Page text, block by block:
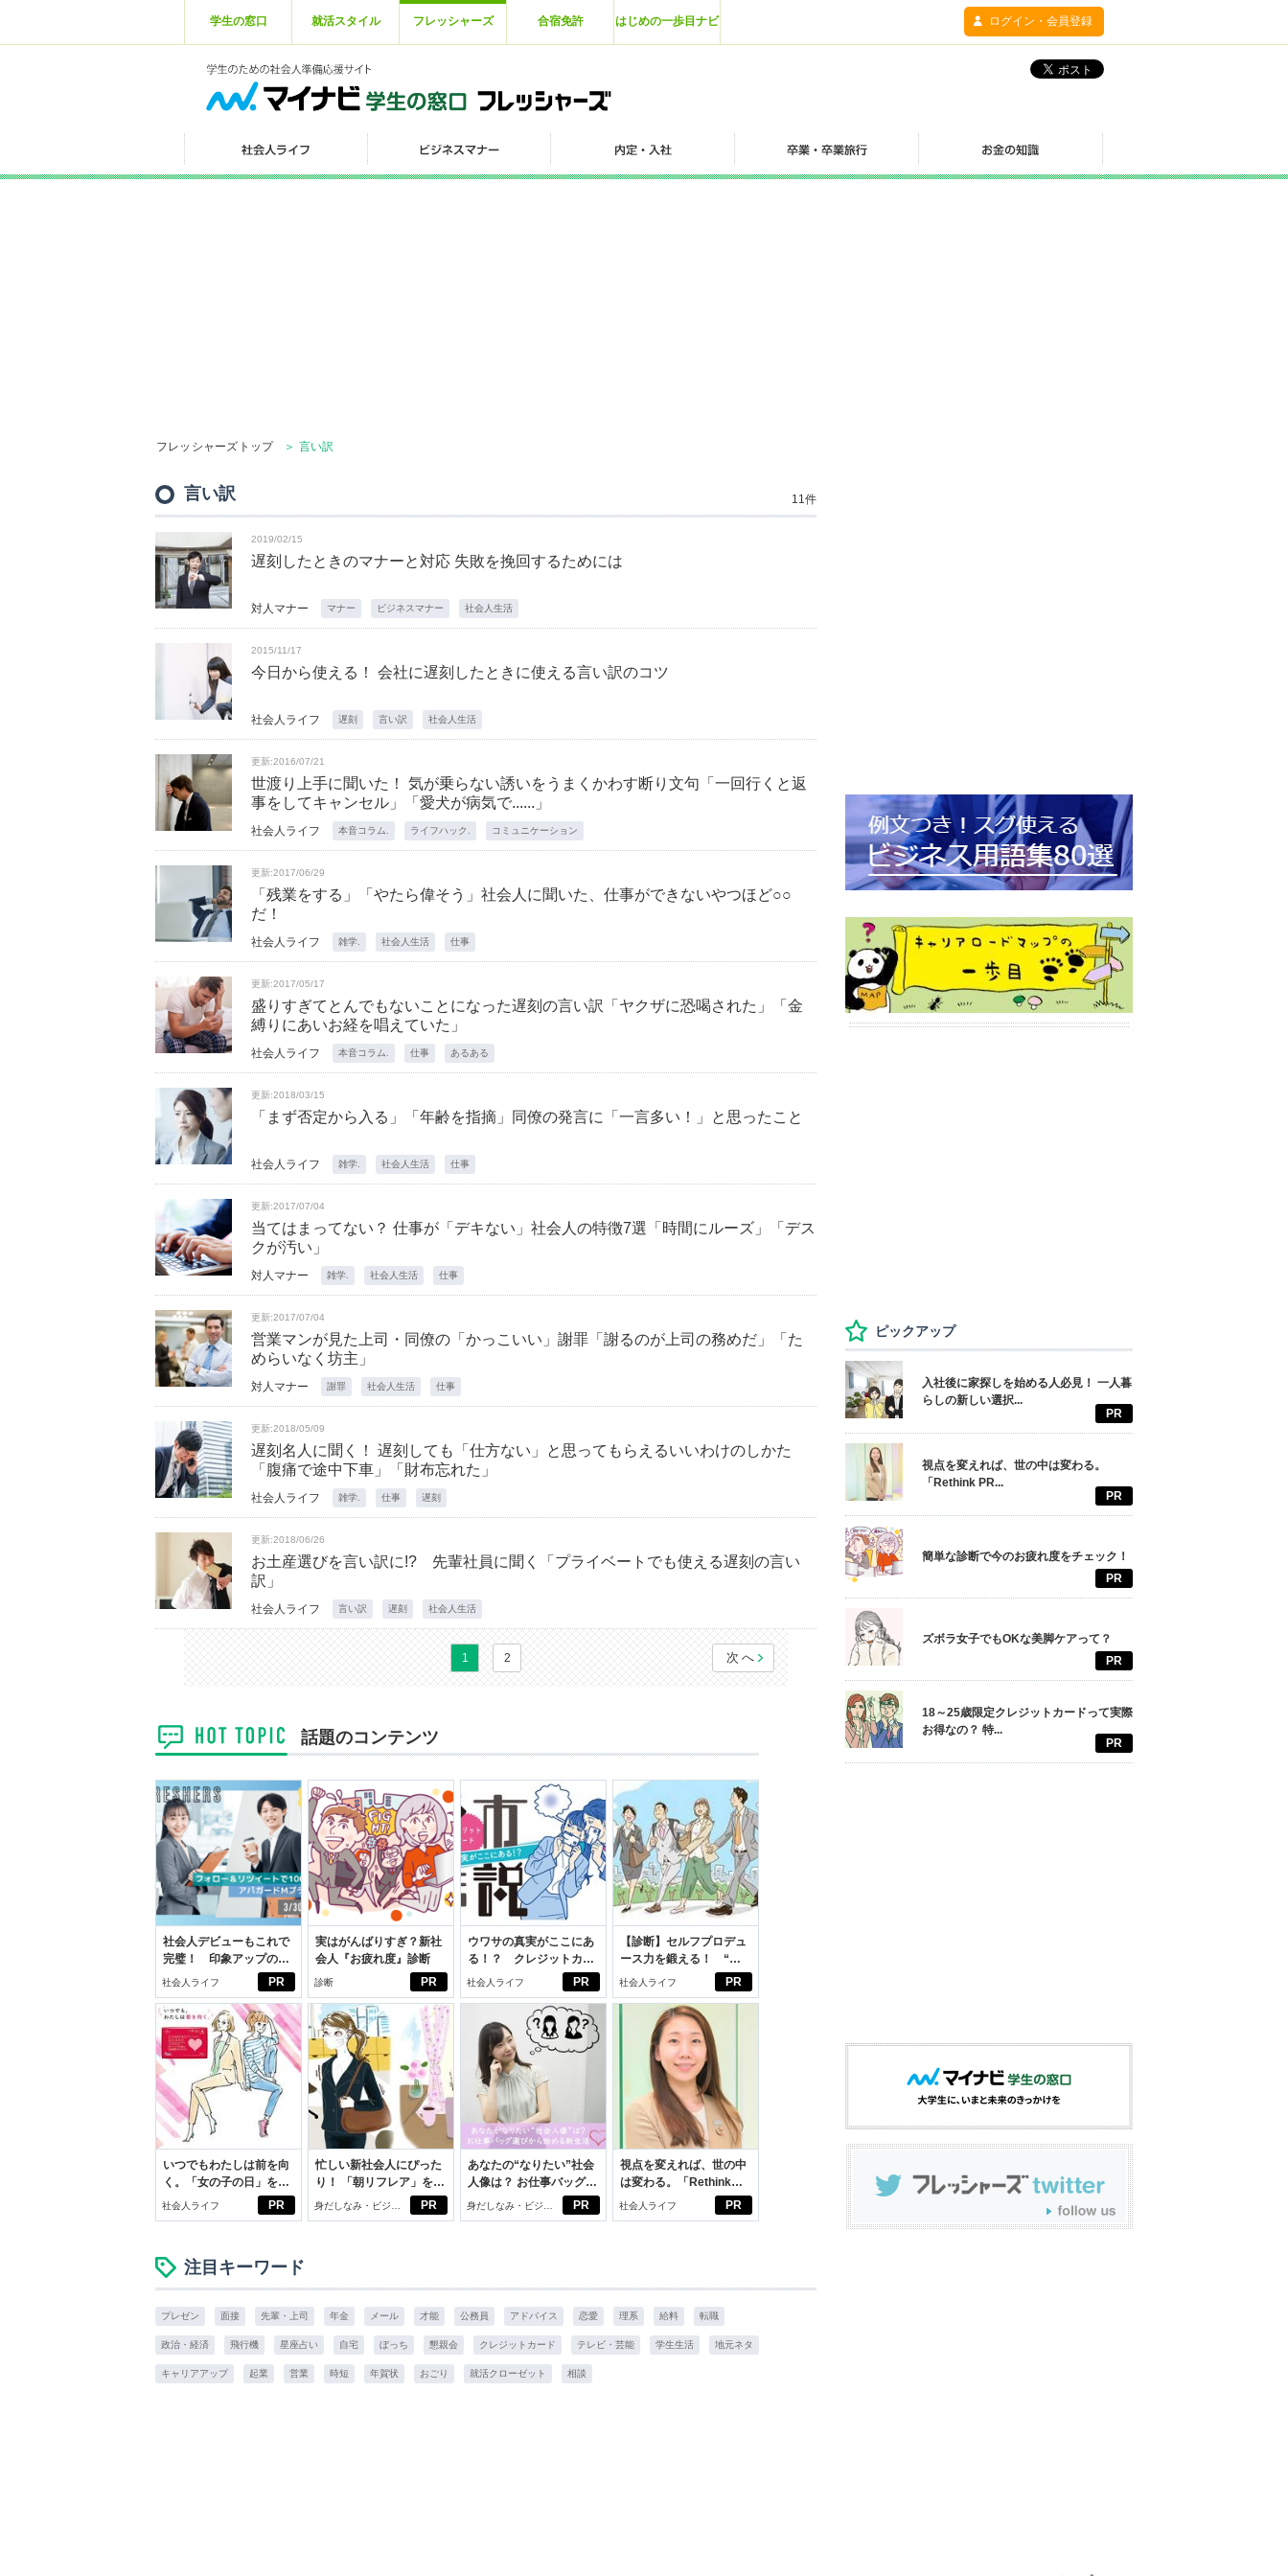
学生の窓口 就活スタイル フレッシャーズ 合宿免許 はじめの一歩目ナビ ログイン・会員登録
フレッシャーズトップ ＞ 言い訳
言い訳 11件
2019/02/15
遅刻したときのマナーと対応 失敗を挽回するためには
対人マナー マナー ビジネスマナー 社会人生活
2015/11/17
今日から使える！ 会社に遅刻したときに使える言い訳のコツ
社会人ライフ 遅刻 言い訳 社会人生活
更新:2016/07/21
世渡り上手に聞いた！ 気が乗らない誘いをうまくかわす断り文句「一回行くと返
事をしてキャンセル」「愛犬が病気で......」
社会人ライフ 本音コラム. ライフハック. コミュニケーション
更新:2017/06/29
「残業をする」「やたら偉そう」社会人に聞いた、仕事ができないやつほど○○
だ！
社会人ライフ 雑学. 社会人生活 仕事
更新:2017/05/17
盛りすぎてとんでもないことになった遅刻の言い訳「ヤクザに恐喝された」「金
縛りにあいお経を唱えていた」
社会人ライフ 本音コラム. 仕事 あるある
更新:2018/03/15
「まず否定から入る」「年齢を指摘」同僚の発言に「一言多い！」と思ったこと
社会人ライフ 雑学. 社会人生活 仕事
更新:2017/07/04
当てはまってない？ 仕事が「デキない」社会人の特徴7選「時間にルーズ」「デス
クが汚い」
対人マナー 雑学. 社会人生活 仕事
更新:2017/07/04
営業マンが見た上司・同僚の「かっこいい」謝罪「謝るのが上司の務めだ」「た
めらいなく坊主」
対人マナー 謝罪 社会人生活 仕事
更新:2018/05/09
遅刻名人に聞く！ 遅刻しても「仕方ない」と思ってもらえるいいわけのしかた
「腹痛で途中下車」「財布忘れた」
社会人ライフ 雑学. 仕事 遅刻
更新:2018/06/26
お土産選びを言い訳に!? 先輩社員に聞く「プライベートでも使える遅刻の言い
訳」
社会人ライフ 言い訳 遅刻 社会人生活
1 2 次へ
話題のコンテンツ
PR
社会人デビューもこれで
完璧！ 印象アップのセ
ルフプロデュース術
社会人ライフ PR
実はがんばりすぎ？新社
会人『お疲れ度』診断
診断 PR
ウワサの真実がここにあ
る！？ クレジットカー
ドの都市伝説
社会人ライフ PR
【診断】セルフプロデュ
ース力を鍛える！ “ジ
ブン観”診断
社会人ライフ
PR
いつでもわたしは前を向
く。「女の子の日」を前
向きに♪社会人エリ・大
社会人ライフ PR
忙しい新社会人にぴった
り！ 「朝リフレア」をは
じめよう。しっかりニオ
イケアして24時間快適。
身だしなみ・ビジネ
スアイテム
PR
あなたの“なりたい”社会
人像は？ お仕事バッグ選
びから始める新生活
身だしなみ・ビジネ
スアイテム
PR
視点を変えれば、世の中
は変わる。「Rethink
PROJECT」がつたえた
社会人ライフ
注目キーワード
プレゼン 面接 先輩・上司 年金 メール 才能 公務員 アドバイス 恋愛 理系 給料 転職
政治・経済 飛行機 星座占い 自宅 ぼっち 懇親会 クレジットカード テレビ・芸能 学生生活 地元ネタ
キャリアアップ 起業 営業 時短 年賀状 おごり 就活クローゼット 相談
ピックアップ
入社後に家探しを始める人必見！ 一人暮
らしの新しい選択...
PR
視点を変えれば、世の中は変わる。
「Rethink PR...
PR
簡単な診断で今のお疲れ度をチェック！
PR
ズボラ女子でもOKな美脚ケアって？
PR
18～25歳限定クレジットカードって実際
お得なの？ 特...
PR